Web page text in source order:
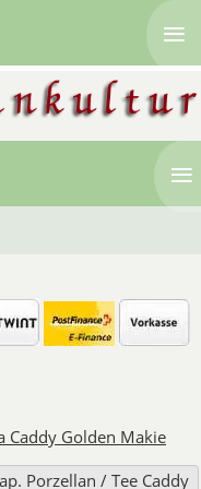
genannten
hergestellt wurden,
≡
Caddy Golden Makie
Porzellan / Tee Caddy
≡